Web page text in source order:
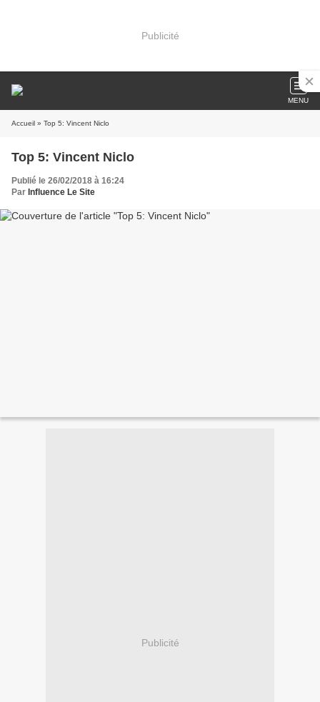
Publicité
MENU
Accueil » Top 5: Vincent Niclo
Top 5: Vincent Niclo
Publié le 26/02/2018 à 16:24
Par Influence Le Site
Publicité